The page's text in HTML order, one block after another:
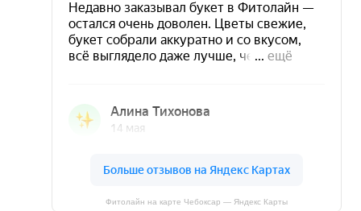
Фитолайн на карте Чебоксар — Яндекс Карты